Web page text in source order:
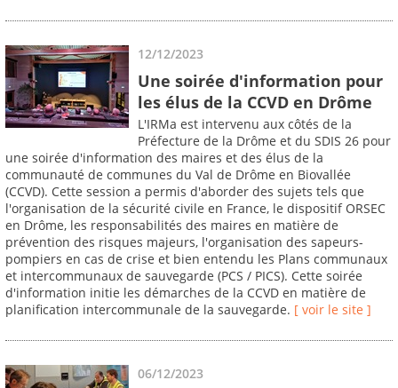
12/12/2023
Une soirée d'information pour
les élus de la CCVD en Drôme
L'IRMa est intervenu aux côtés de la
Préfecture de la Drôme et du SDIS 26 pour
une soirée d'information des maires et des élus de la
communauté de communes du Val de Drôme en Biovallée
(CCVD). Cette session a permis d'aborder des sujets tels que
l'organisation de la sécurité civile en France, le dispositif ORSEC
en Drôme, les responsabilités des maires en matière de
prévention des risques majeurs, l'organisation des sapeurs-
pompiers en cas de crise et bien entendu les Plans communaux
et intercommunaux de sauvegarde (PCS / PICS). Cette soirée
d'information initie les démarches de la CCVD en matière de
planification intercommunale de la sauvegarde. [ voir le site ]
06/12/2023